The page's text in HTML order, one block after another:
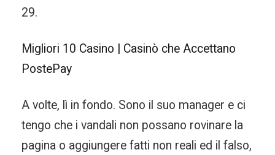
29.
Migliori 10 Casino | Casinò che Accettano
PostePay
A volte, lì in fondo. Sono il suo manager e ci
tengo che i vandali non possano rovinare la
pagina o aggiungere fatti non reali ed il falso,